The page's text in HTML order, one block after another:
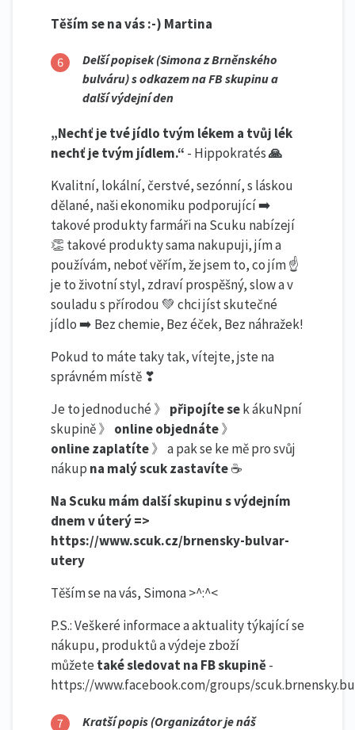
Těším se na vás :-) Martina
Delší popisek (Simona z Brněnského
bulváru) s odkazem na FB skupinu a
další výdejní den
„Nechť je tvé jídlo tvým lékem a tvůj lék
nechť je tvým jídlem.“ - Hippokratés🙏
Kvalitní, lokální, čerstvé, sezónní, s láskou
dělané, naši ekonomiku podporující ➡️
takové produkty farmáři na Scuku nabízejí
👏 takové produkty sama nakupuji, jím a
používám, neboť věřím, že jsem to, co jím ☝️
je to životní styl, zdraví prospěšný, slow a v
souladu s přírodou 💚 chci jíst skutečné
jídlo ➡️ Bez chemie, Bez éček, Bez náhražek!
Pokud to máte taky tak, vítejte, jste na
správném místě ❣
Je to jednoduché 》 připojíte sek ákuNpní
skupině 》 onlineobjednáte》
onlinezaplatíte》 a pak se ke mě pro svůj
nákup na malý scuk zastavíte☕
Na Scuku mám další skupinu s výdejním
dnem v úterý => ​
https://www.scuk.cz/brnensky-bulvar-
utery
Těším se na vás, Simona >^:^<
P.S.: Veškeré informace a aktuality týkající se
nákupu, produktů a výdeje zboží
můžete také sledovat na FB skupině-
https://www.facebook.com/groups/
Kratší popis (Organizátor je náš